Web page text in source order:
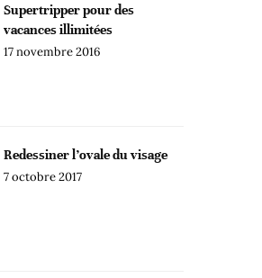
Supertripper pour des
vacances illimitées
17 novembre 2016
Redessiner l’ovale du visage
7 octobre 2017